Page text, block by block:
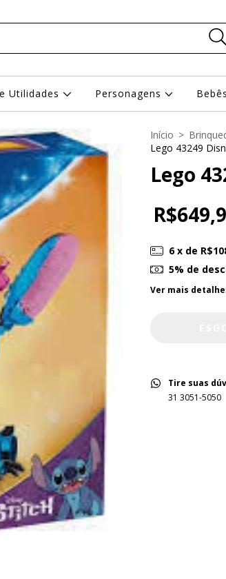
Utilidades Personagens Bebês
Início >
Lego 43249
Lego
6 x de
5% de
Ver mais
Tire suas
31 3051-5050